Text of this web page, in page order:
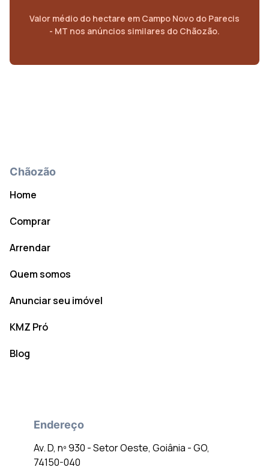
Valor médio do hectare em Campo Novo do Parecis
- MT nos anúncios similares do Chãozão.
Chãozão
Home
Comprar
Arrendar
Quem somos
Anunciar seu imóvel
KMZ Pró
Blog
Endereço
Av. D, nº 930 - Setor Oeste, Goiânia - GO,
74150-040